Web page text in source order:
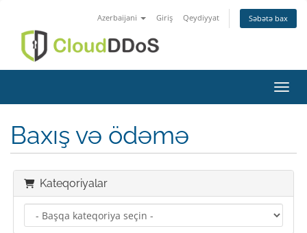
Azerbaijani Giriş Qeydiyyat Səbətə bax
Baxış və ödəmə
Kateqoriyalar